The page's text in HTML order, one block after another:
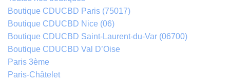
Boutique CDUCBD Paris (75017)
Boutique CDUCBD Nice (06)
Boutique CDUCBD Saint-Laurent-du-Var (06700)
Boutique CDUCBD Val D’Oise
Paris 3ème
Paris-Châtelet